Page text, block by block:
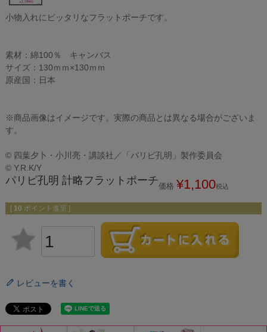
小物入れにピッタリなフラットポーチです。
素材：綿100％ キャンバス
サイズ：130ｍｍ×130ｍｍ
原産国：日本
※商品画像はイメージです。実際の商品とは異なる場合がございま
す。
© 四葉夕卜・小川亮・講談社／「パリピ孔明」製作委員会
© Y.R.K/Y
パリピ孔明 計略フラットポーチ価格 ¥1,100税込
[ 10 ポイント進呈 ]
レビューを書く